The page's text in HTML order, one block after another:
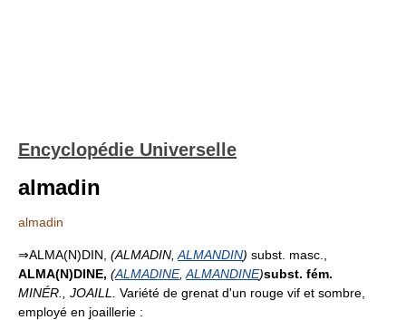
Encyclopédie Universelle
almadin
almadin
⇒ALMA(N)DIN, (ALMADIN, ALMANDIN) subst. masc.,
ALMA(N)DINE, (ALMADINE, ALMANDINE)subst. fém.
MINÉR., JOAILL. Variété de grenat d'un rouge vif et sombre,
employé en joaillerie :